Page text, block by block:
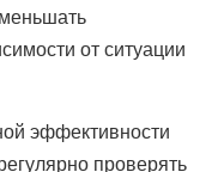
от ситуации
эффективности
проверять